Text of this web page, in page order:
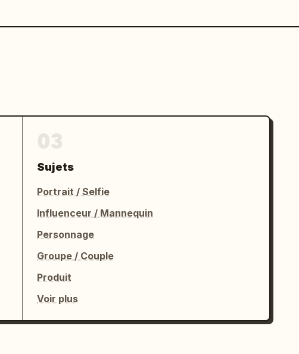
Sujets
Portrait / Selfie
Influenceur / Mannequin
Personnage
Groupe / Couple
Produit
Voir plus